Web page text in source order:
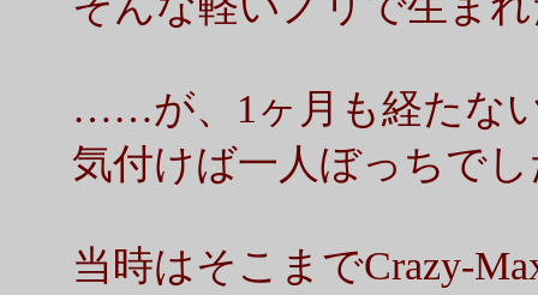
……が、1ヶ月も経たな
気付けば一人ぼっちで
当時はそこまでCrazy-